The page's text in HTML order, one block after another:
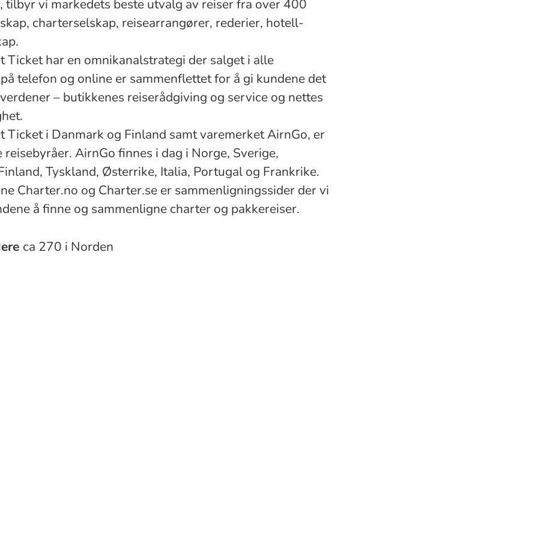
tilbyr vi markedets beste utvalg av reiser fra over 400
charterselskap, reisearrangører, rederier, hotell-
Ticket har en omnikanalstrategi der salget i alle
telefon og online er sammenflettet for å gi kundene det
– butikkenes reiserådgiving og service og nettes
Ticket i Danmark og Finland samt varemerket AirnGo, er
reisebyråer. AirnGo finnes i dag i Norge, Sverige,
Tyskland, Østerrike, Italia, Portugal og Frankrike.
Charter.no og Charter.se er sammenligningssider der vi
å finne og sammenligne charter og pakkereiser.
ca 270 i Norden